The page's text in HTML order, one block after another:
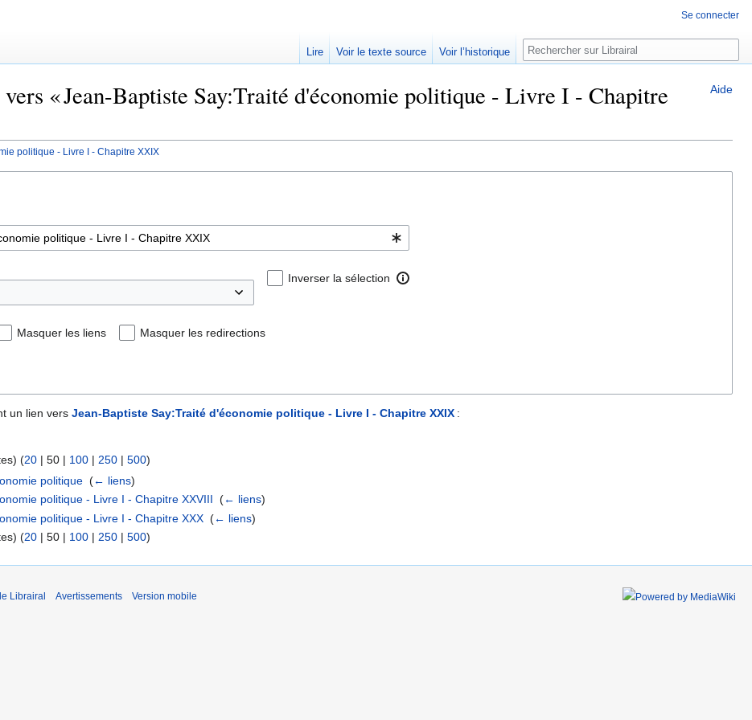
Aide
vers « Jean-Baptiste Say:Traité d'économie politique - Livre I - Chapitre
politique - Livre I - Chapitre XXIX
Inverser la sélection
Masquer les liens Masquer les redirections
un lien vers Jean-Baptiste Say:Traité d'économie politique - Livre I - Chapitre XXIX :
) (20 | 50 | 100 | 250 | 500)
politique ‎(← liens)
politique - Livre I - Chapitre XXVIII ‎(← liens)
politique - Livre I - Chapitre XXX ‎(← liens)
) (20 | 50 | 100 | 250 | 500)
Se connecter
Lire Voir le texte source Voir l’historique Rechercher
Librairal Avertissements Version mobile